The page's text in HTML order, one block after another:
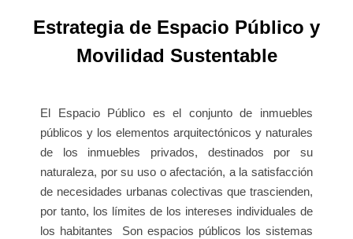
Estrategia de Espacio Público y
Movilidad Sustentable
El Espacio Público es el conjunto de inmuebles
públicos y los elementos arquitectónicos y naturales
de los inmuebles privados, destinados por su
naturaleza, por su uso o afectación, a la satisfacción
de necesidades urbanas colectivas que trascienden,
por tanto, los límites de los intereses individuales de
los habitantes Son espacios públicos los sistemas